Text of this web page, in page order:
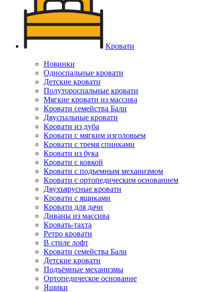
Кровати
Новинки
Односпальные кровати
Детские кровати
Полутороспальные кровати
Мягкие кровати из массива
Кровати семейства Бали
Двуспальные кровати
Кровати из дуба
Кровати с мягким изголовьем
Кровати с тремя спинками
Кровати из бука
Кровати с ковкой
Кровати с подъемным механизмом
Кровати с ортопедическим основанием
Двухъярусные кровати
Кровати с ящиками
Кровати для дачи
Диваны из массива
Кровать-тахта
Ретро кровати
В стиле лофт
Кровати семейства Бали
Детские кровати
Подъёмные механизмы
Ортопедическое основание
Ящики